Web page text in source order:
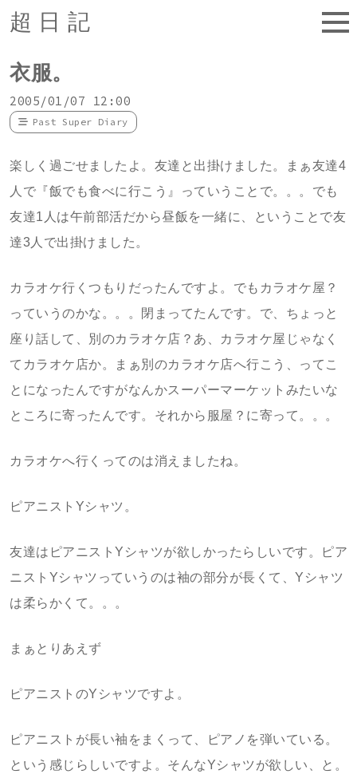
超日記
衣服。
2005/01/07 12:00
Past Super Diary
楽しく過ごせましたよ。友達と出掛けました。まぁ友達4
人で『飯でも食べに行こう』っていうことで。。。でも
友達1人は午前部活だから昼飯を一緒に、ということで友
達3人で出掛けました。
カラオケ行くつもりだったんですよ。でもカラオケ屋？
っていうのかな。。。閉まってたんです。で、ちょっと
座り話して、別のカラオケ店？あ、カラオケ屋じゃなく
てカラオケ店か。まぁ別のカラオケ店へ行こう、ってこ
とになったんですがなんかスーパーマーケットみたいな
ところに寄ったんです。それから服屋？に寄って。。。
カラオケへ行くってのは消えましたね。
ピアニストYシャツ。
友達はピアニストYシャツが欲しかったらしいです。ピア
ニストYシャツっていうのは袖の部分が長くて、Yシャツ
は柔らかくて。。。
まぁとりあえず
ピアニストのYシャツですよ。
ピアニストが長い袖をまくって、ピアノを弾いている。
という感じらしいですよ。そんなYシャツが欲しい、と。